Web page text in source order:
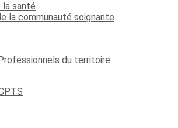
la santé
la communauté soignante
du territoire